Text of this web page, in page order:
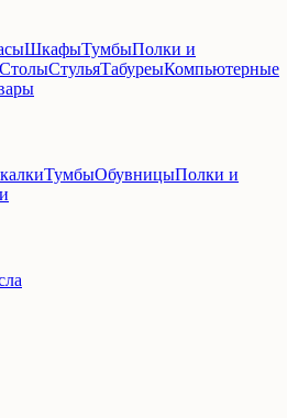
ШкафыТумбыПолки и
СтолыСтульяТабуреыКомпьютерные
ТумбыОбувницыПолки и